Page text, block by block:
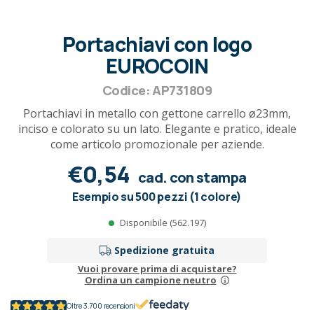
Portachiavi con logo
EUROCOIN
Codice: AP731809
Portachiavi in metallo con gettone carrello ø23mm,
inciso e colorato su un lato. Elegante e pratico, ideale
come articolo promozionale per aziende.
€0,54 cad. con stampa
Esempio su 500 pezzi (1 colore)
Disponibile (562.197)
Spedizione gratuita
Vuoi provare prima di acquistare?
Ordina un campione neutro
Oltre 3.700 recensioni